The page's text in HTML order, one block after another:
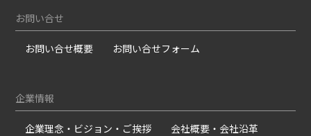
お問い合せ
お問い合せ概要 お問い合せフォーム
企業情報
企業理念・ビジョン・ご挨拶
会社概要・会社沿革